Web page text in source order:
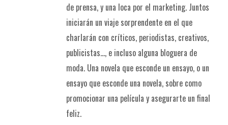
de prensa, y una loca por el marketing. Juntos
iniciarán un viaje sorprendente en el que
charlarán con críticos, periodistas, creativos,
publicistas..., e incluso alguna bloguera de
moda. Una novela que esconde un ensayo, o un
ensayo que esconde una novela, sobre como
promocionar una película y asegurarte un final
feliz.